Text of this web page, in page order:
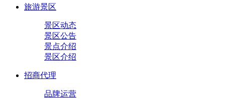
旅游景区
景区动态
景区公告
景点介绍
景区介绍
招商代理
品牌运营